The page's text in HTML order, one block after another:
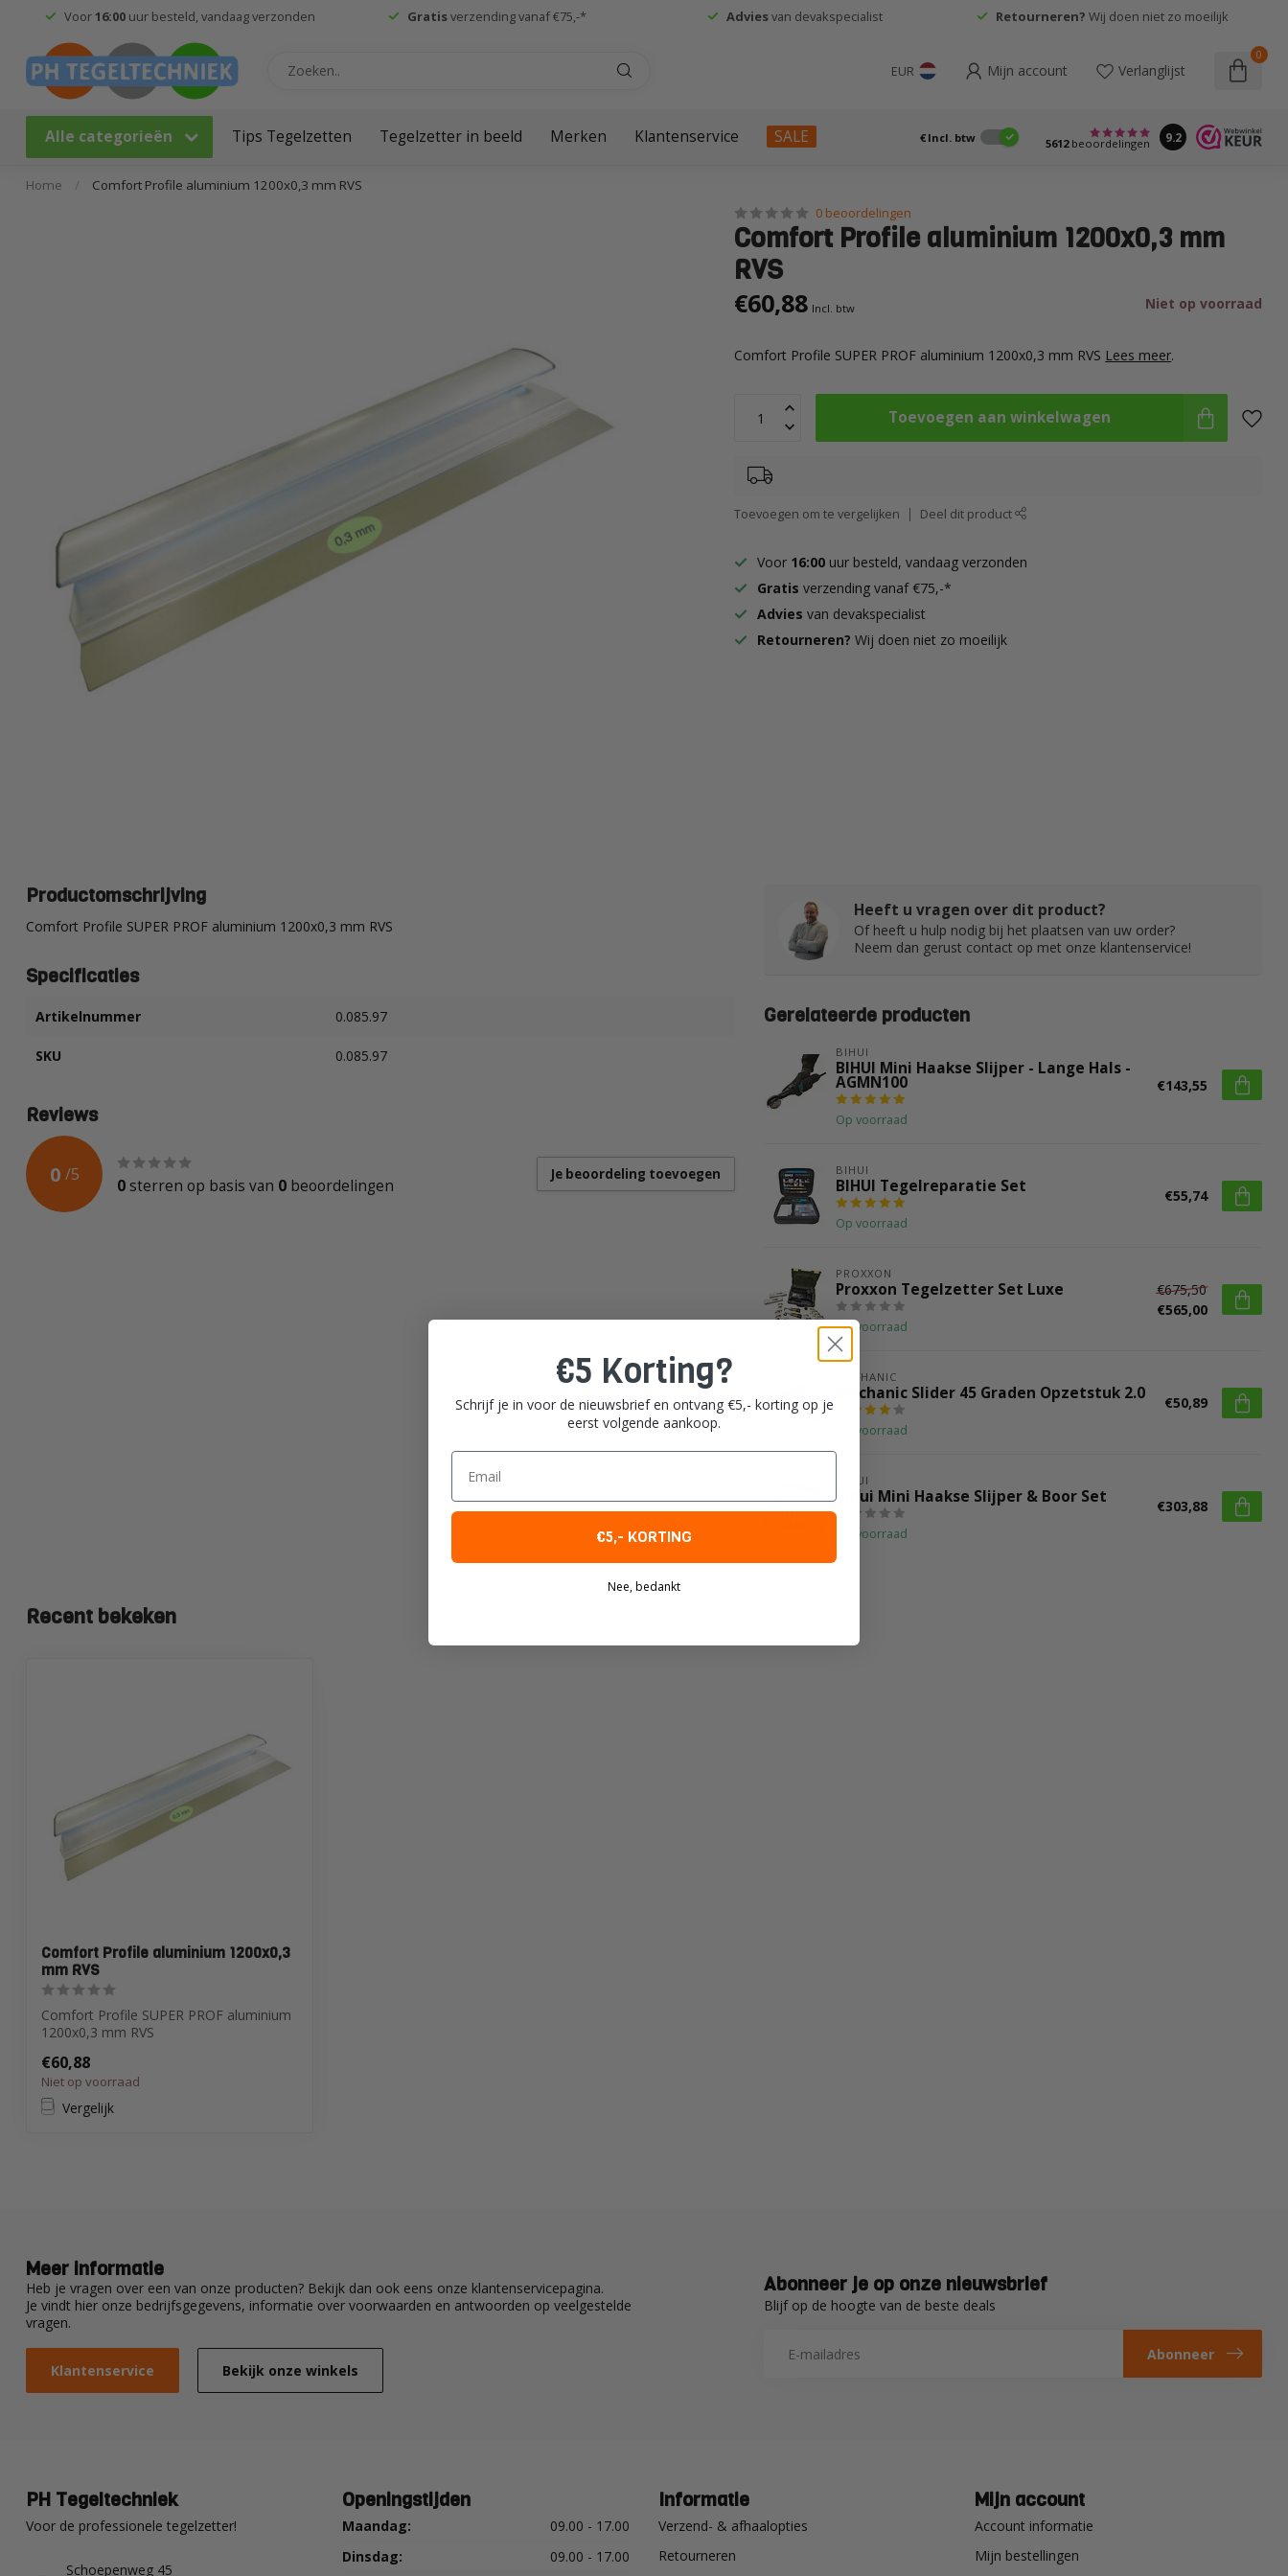
Voor16:00uur besteld, vandaag verzonden Gratisverzending vanaf €75,-* Adviesvan devakspecialist Retourneren? Wij doen niet zo moeilijk
EUR Mijn account Verlanglijst
0
Alle categorieën Tips Tegelzetten Tegelzetter in beeld Merken Klantenservice SALE € Incl. btw 5612beoordelingen 9.2
Home / Comfort Profile aluminium 1200x0,3 mm RVS
0 beoordelingen
Comfort Profile aluminium 1200x0,3 mm
RVS
€60,88 Incl. btw Niet op voorraad
Comfort Profile SUPER PROF aluminium 1200x0,3 mm RVS Lees meer.
Toevoegen aan winkelwagen
Toevoegen om te vergelijken Deel dit product
Voor 16:00 uur besteld, vandaag verzonden
Gratis verzending vanaf €75,-*
Advies van devakspecialist
Retourneren?Wij doen niet zo moeilijk
Productomschrijving
Comfort Profile SUPER PROF aluminium 1200x0,3 mm RVS
Specificaties
Artikelnummer 0.085.97
SKU 0.085.97
Reviews
0 /5
0 sterren op basis van 0 beoordelingen
Je beoordeling toevoegen
Heeft u vragen over dit product?
Of heeft u hulp nodig bij het plaatsen van uw order?
Neem dan gerust contact op met onze klantenservice!
Gerelateerde producten
BIHUI
BIHUI Mini Haakse Slijper - Lange Hals -
AGMN100
Op voorraad
€143,55
BIHUI
BIHUI Tegelreparatie Set
Op voorraad
€55,74
PROXXON
Proxxon Tegelzetter Set Luxe
Op voorraad
€675,50
€565,00
MECHANIC
Mechanic Slider 45 Graden Opzetstuk 2.0
Op voorraad
€50,89
BIHUI
Bihui Mini Haakse Slijper & Boor Set
Op voorraad
€303,88
Recent bekeken
Comfort Profile aluminium 1200x0,3
mm RVS
Comfort Profile SUPER PROF aluminium
1200x0,3 mm RVS
€60,88
Niet op voorraad
Vergelijk
Meer informatie
Heb je vragen over een van onze producten? Bekijk dan ook eens onze klantenservicepagina.
Je vindt hier onze bedrijfsgegevens, informatie over voorwaarden en antwoorden op veelgestelde
vragen.
Klantenservice Bekijk onze winkels
Abonneer je op onze nieuwsbrief
Blijf op de hoogte van de beste deals
Abonneer
PH Tegeltechniek
Voor de professionele tegelzetter!
Schoepenweg 45
Openingstijden
Maandag:
09.00 - 17.00
Dinsdag:
09.00 - 17.00
Informatie
Verzend- & afhaalopties
Retourneren
Mijn account
Account informatie
Mijn bestellingen
€5 Korting?
Schrijf je in voor de nieuwsbrief en ontvang €5,- korting op je
eerst volgende aankoop.
Email
€5,- KORTING
Nee, bedankt